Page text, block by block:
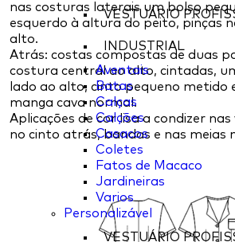
VESTUÁRIO
INDUSTRIAL
Aventais
Batas
Calças
Calções
Casacos
Coletes
Fatos de Macaco
Jardineiras
Varios
Personalizável
VESTUÁRIO
nas costuras laterais um bolso
esquerdo à altura do peito, pinças
alto.
Atrás: costas compostas de duas
costura central ao alto, cintadas,
lado ao alto, cinto pequeno metido
manga cava normal.
Aplicações de cor lisa a condizer
no cinto atrás, bandas e nas meias